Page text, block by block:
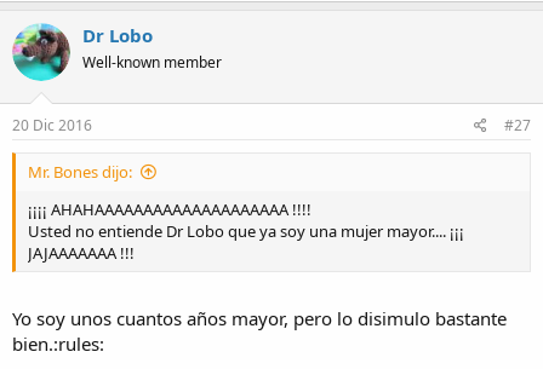
Dr Lobo
Well-known member
20 Dic 2016 #27
Mr. Bones dijo:
¡¡¡¡ AHAHAAAAAAAAAAAAAAAAAAAA !!!!
Usted no entiende Dr Lobo que ya soy una mujer mayor.... ¡¡¡
JAJAAAAAAA !!!
Yo soy unos cuantos años mayor, pero lo disimulo bastante
bien.:rules: